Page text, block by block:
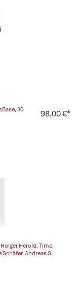
30
98,00 €*
Holger Herold,Timo
Schäfer,Andreas S.